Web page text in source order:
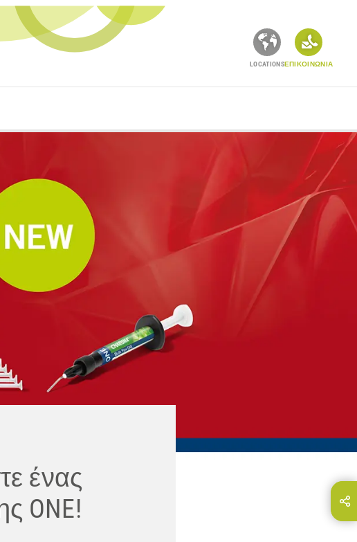
LOCATIONSΕΠΙΚΟΙΝΩΝΙΑ
Share this page on...
ένας
ONE!